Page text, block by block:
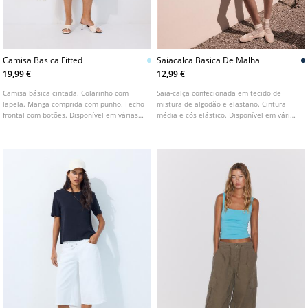
Camisa Basica Fitted
19,99 €
Camisa básica cintada. Colarinho com
lapela. Manga comprida com punho. Fecho
frontal com botões. Disponível em várias
Saiacalca Basica De Malha
12,99 €
Saia-calça confecionada em tecido de
mistura de algodão e elastano. Cintura
média e cós elástico. Disponível em várias